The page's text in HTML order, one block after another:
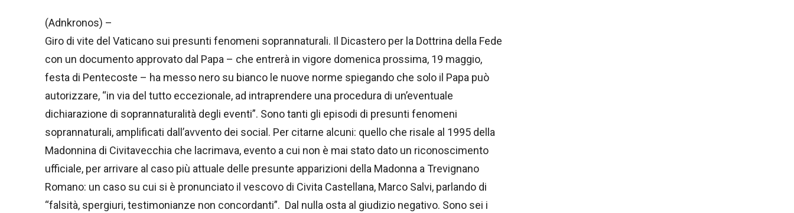
(Adnkronos) –
Giro di vite del Vaticano sui presunti fenomeni soprannaturali. Il Dicastero per la Dottrina della Fede
con un documento approvato dal Papa – che entrerà in vigore domenica prossima, 19 maggio,
festa di Pentecoste – ha messo nero su bianco le nuove norme spiegando che solo il Papa può
autorizzare, “in via del tutto eccezionale, ad intraprendere una procedura di un’eventuale
dichiarazione di soprannaturalità degli eventi”. Sono tanti gli episodi di presunti fenomeni
soprannaturali, amplificati dall’avvento dei social. Per citarne alcuni: quello che risale al 1995 della
Madonnina di Civitavecchia che lacrimava, evento a cui non è mai stato dato un riconoscimento
ufficiale, per arrivare al caso più attuale delle presunte apparizioni della Madonna a Trevignano
Romano: un caso su cui si è pronunciato il vescovo di Civita Castellana, Marco Salvi, parlando di
“falsità, spergiuri, testimonianze non concordanti”. Dal nulla osta al giudizio negativo. Sono sei i